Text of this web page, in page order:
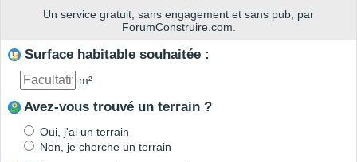
Un service gratuit, sans engagement et sans pub, par
ForumConstruire.com.
Surface habitable souhaitée :
m²
Avez-vous trouvé un terrain ?
Oui, j'ai un terrain
Non, je cherche un terrain